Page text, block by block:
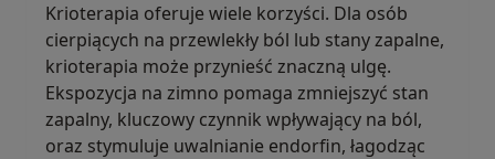
Krioterapia oferuje wiele korzyści. Dla osób
cierpiących na przewlekły ból lub stany zapalne,
krioterapia może przynieść znaczną ulgę.
Ekspozycja na zimno pomaga zmniejszyć stan
zapalny, kluczowy czynnik wpływający na ból,
oraz stymuluje uwalnianie endorfin, łagodząc